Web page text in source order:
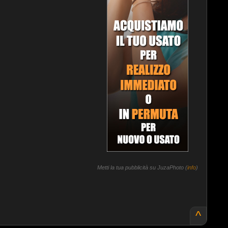
Metti la tua pubblicità su JuzaPhoto (info)
^